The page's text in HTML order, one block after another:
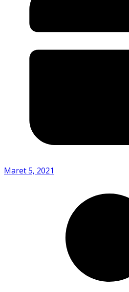
Maret 5, 2021